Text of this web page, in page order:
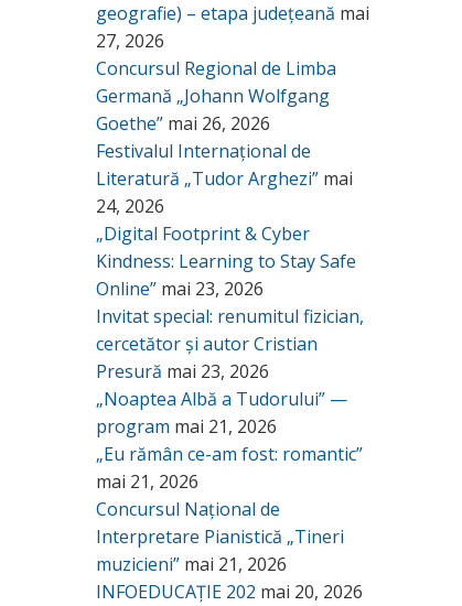
geografie) – etapa județeană mai
27, 2026
Concursul Regional de Limba
Germană „Johann Wolfgang
Goethe” mai 26, 2026
Festivalul Internațional de
Literatură „Tudor Arghezi” mai
24, 2026
„Digital Footprint & Cyber
Kindness: Learning to Stay Safe
Online” mai 23, 2026
Invitat special: renumitul fizician,
cercetător și autor Cristian
Presură mai 23, 2026
„Noaptea Albă a Tudorului” —
program mai 21, 2026
„Eu rămân ce-am fost: romantic”
mai 21, 2026
Concursul Național de
Interpretare Pianistică „Tineri
muzicieni” mai 21, 2026
INFOEDUCAȚIE 202 mai 20, 2026